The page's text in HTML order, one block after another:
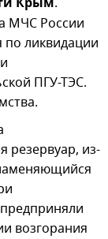
МЧС России
по ликвидации
ПГУ-ТЭС.
резервуар, из-
возгорания